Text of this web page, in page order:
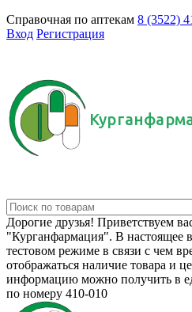
Справочная по аптекам 8 (3522)
Вход Регистрация
Дорогие друзья! Приветствуем
"Курганфармация". В настоящее
тестовом режиме в связи с чем
отображаться наличие товара и
информацию можно получить в
по номеру 410-010